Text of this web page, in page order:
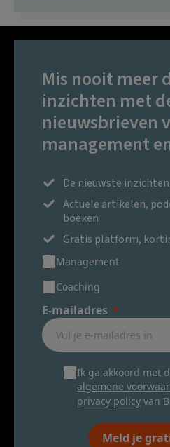
Mis nooit meer
inzichten met
nieuwsbrieven
management
De nieuwste
Actuele artikelen,
boeken
Gratis platform,
Management
Coaching
E-mailadres
Ik ga akkoord met
algemene
privacy policy van
Meld je